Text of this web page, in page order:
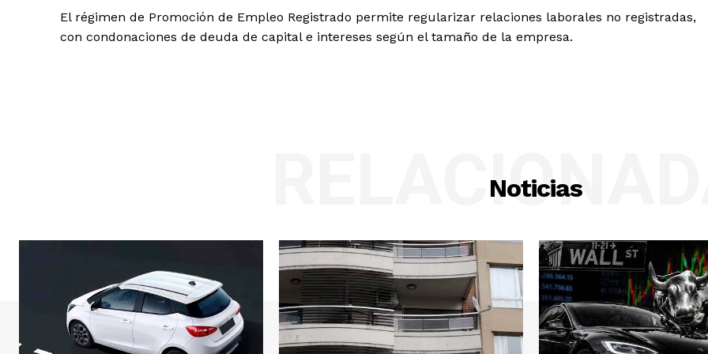
El régimen de Promoción de Empleo Registrado permite regularizar relaciones laborales no registradas,
con condonaciones de deuda de capital e intereses según el tamaño de la empresa.
Noticias